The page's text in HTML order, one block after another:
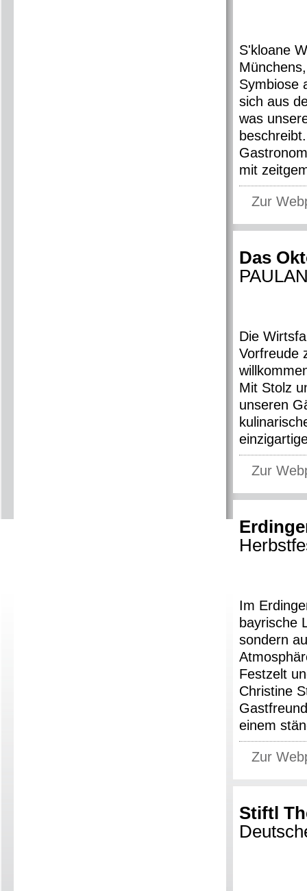
S'kloane
Symbiose
sich aus
was
mit
Zur
Das
Die
Vorfreude
Mit Stolz
unseren
Zur
Im
bayrische
sondern
Festzelt
Christine
einem
Zur
Stiftl